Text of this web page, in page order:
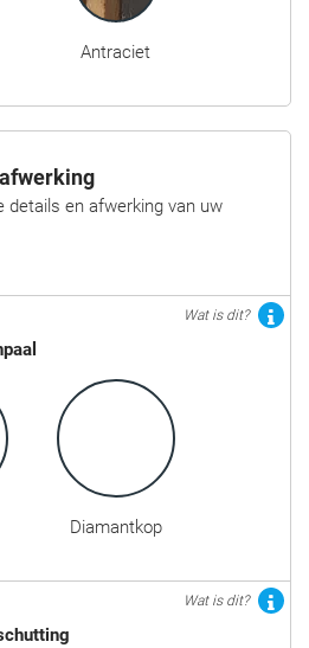
Antraciet
details en afwerking van uw
Wat is dit?
Diamantkop
Wat is dit?